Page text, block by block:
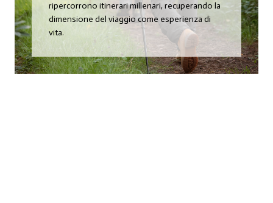
ripercorrono itinerari millenari, recuperando la
dimensione del viaggio come esperienza di
vita.